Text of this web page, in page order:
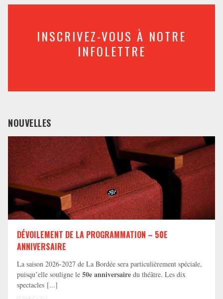
INSCRIVEZ-VOUS À NOTRE
INFOLETTRE
NOUVELLES
DÉVOILEMENT DE LA PROGRAMMATION – 50E
ANNIVERSAIRE
La saison 2026-2027 de La Bordée sera particulièrement spéciale,
puisqu’elle souligne le 50e anniversaire du théâtre. Les dix
spectacles [...]